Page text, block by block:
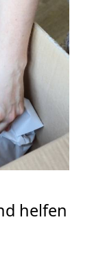
helfen